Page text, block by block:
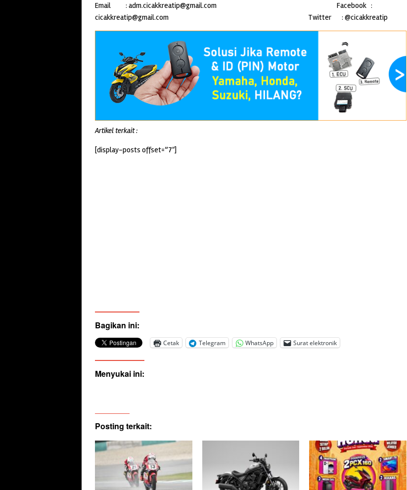
Email : adm.cicakkreatip@gmail.com
Facebook :
cicakkreatip@gmail.com
Twitter : @cicakkreatip
Artikel terkait :
[display-posts offset=”7″]
Bagikan ini:
Cetak Telegram WhatsApp Surat elektronik
Menyukai ini:
Posting terkait: